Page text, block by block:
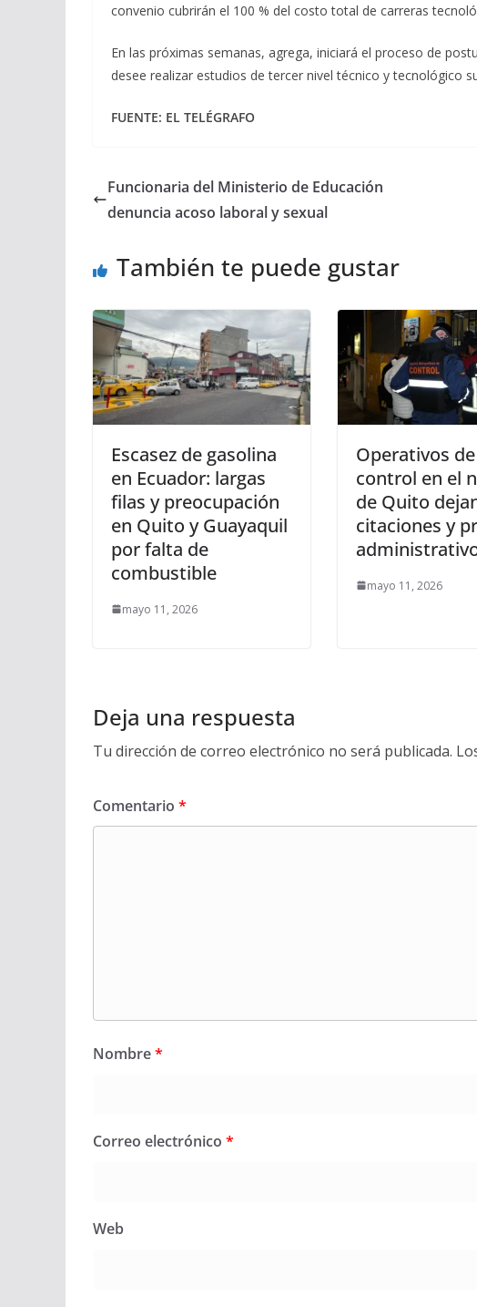
convenio cubrirán el 100 % del costo total de carreras
En las próximas semanas, agrega, iniciará el proceso de
desee realizar estudios de tercer nivel técnico y tecnológico
FUENTE: EL TELÉGRAFO
Funcionaria del Ministerio de Educación
denuncia acoso laboral y sexual
También te puede gustar
Escasez de gasolina
en Ecuador: largas
filas y preocupación
en Quito y Guayaquil
por falta de
combustible
mayo 11, 2026
Operativos de
control en el
de Quito
citaciones y
mayo 11, 2026
Deja una respuesta
Tu dirección de correo electrónico no será publicada.
Comentario *
Nombre*
Correo electrónico *
Web